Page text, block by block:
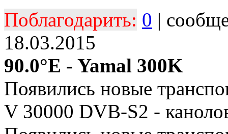
Поблагодарить: 0 |
18.03.2015
90.0°E - Yamal 300K
Появились новые
V 30000 DVB-S2 -